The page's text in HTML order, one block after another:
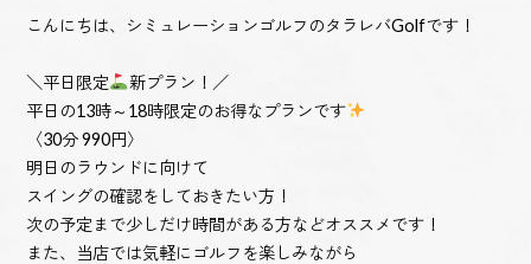
こんにちは、シミュレーションゴルフのタラレバGolfです！
＼平日限定
新プラン！／
平日の13時～18時限定のお得なプランです
〈30分 990円〉
明日のラウンドに向けて
スイングの確認をしておきたい方！
次の予定まで少しだけ時間がある方などオススメです！
また、当店では気軽にゴルフを楽しみながら